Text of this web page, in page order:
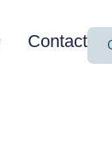
Contact